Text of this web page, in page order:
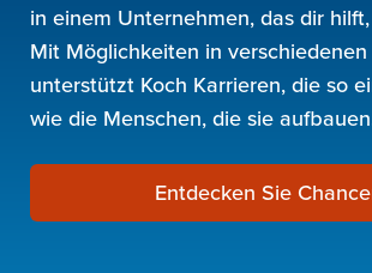
in einem Unternehmen, das dir
Mit Möglichkeiten in
unterstützt Koch Karrieren, die so
wie die Menschen, die sie
Entdecken Sie